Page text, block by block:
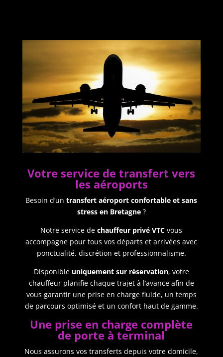
Votre service de transfert vers
les aéroports
Besoin d’untransfert aéroport confortable et sans
stress en Bretagne?
Notre service dechauffeur privé VTC vous
accompagne pour tous vos départs et arrivées avec
ponctualité, discrétion et professionnalisme.
Disponible uniquement sur réservation, votre
chauffeur planifie chaque trajet à l’avance afin de
vous garantir une prise en charge fluide, un temps
de parcours optimisé et un confort haut de gamme.
Une prise en charge complète
de porte à terminal
Nous assurons vos transferts depuis votre domicile,